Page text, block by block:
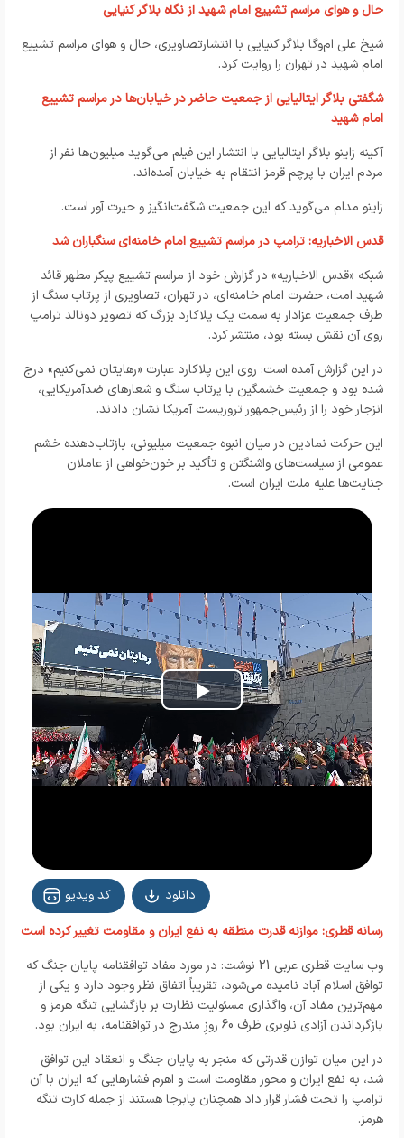
حال و هوای مراسم تشییع امام شهید از نگاه بلاگر کنیایی
شیخ علی ام‌وگا بلاگر کنیایی با انتشارتصاویری، حال و هوای مراسم تشییع
امام شهید در تهران را روایت کرد.
شگفتی بلاگر ایتالیایی از جمعیت حاضر در خیابان‌ها در مراسم تشییع
امام شهید
آکینه زاینو بلاگر ایتالیایی با انتشار این فیلم می‌گوید میلیون‌ها نفر از
مردم ایران با پرچم قرمز انتقام به خیابان آمده‌اند.
زاینو مدام می‌گوید که این جمعیت شگفت‌انگیز و حیرت آور است.
قدس الاخباریه: ترامپ در مراسم تشییع امام خامنه‌ای سنگباران شد
شبکه «قدس الاخباریه» در گزارش خود از مراسم تشییع پیکر مطهر قائد
شهید امت، حضرت امام خامنه‌ای، در تهران، تصاویری از پرتاب سنگ‌ از
طرف جمعیت عزادار به سمت یک پلاکارد بزرگ که تصویر دونالد ترامپ
روی آن نقش بسته بود، منتشر کرد.
در این گزارش آمده است: روی این پلاکارد عبارت «رهایتان نمی‌کنیم» درج
شده بود و جمعیت خشمگین با پرتاب سنگ و شعارهای ضدآمریکایی،
انزجار خود را از رئیس‌جمهور تروریست آمریکا نشان دادند.
این حرکت نمادین در میان انبوه جمعیت میلیونی، بازتاب‌دهنده خشم
عمومی از سیاست‌های واشنگتن و تأکید بر خون‌خواهی از عاملان
جنایت‌ها علیه ملت ایران است.
Play
Video
کد ویدیو
دانلود
رسانه قطری: موازنه قدرت منطقه به نفع ایران و مقاومت تغییر کرده است
وب سایت قطری عربی 21 نوشت: در مورد مفاد توافقنامه پایان جنگ که
توافق اسلام آباد نامیده می‌شود، تقریباً اتفاق نظر وجود دارد و یکی از
مهم‌ترین مفاد آن، واگذاری مسئولیت نظارت بر بازگشایی تنگه هرمز و
بازگرداندن آزادی ناوبری ظرف 60 روزِ مندرج در توافقنامه، به ایران بود.
در این میان توازن قدرتی که منجر به پایان جنگ و انعقاد این توافق
شد، به نفع ایران و محور مقاومت است و اهرم فشارهایی که ایران با آن
ترامپ را تحت فشار قرار داد همچنان پابرجا هستند از جمله کارت تنگه
هرمز.